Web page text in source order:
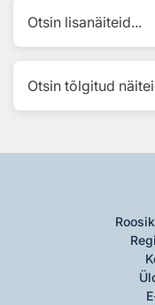
Otsin lisanäiteid...
Otsin tõlgitud